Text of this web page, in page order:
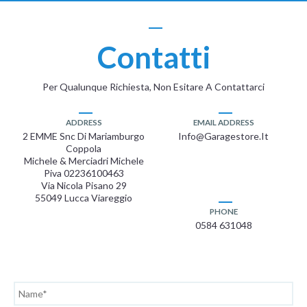
Contatti
Per Qualunque Richiesta, Non Esitare A Contattarci
ADDRESS
2 EMME Snc Di Mariamburgo
Coppola
Michele & Merciadri Michele
Piva 02236100463
Via Nicola Pisano 29
55049 Lucca Viareggio
EMAIL ADDRESS
Info@garagestore.it
PHONE
0584 631048